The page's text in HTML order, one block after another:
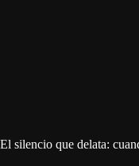
El silencio que delata: